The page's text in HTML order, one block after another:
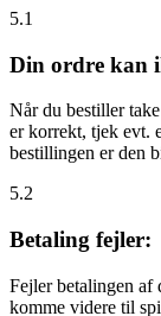
5.1
Din ordre kan
Når du bestiller
er korrekt, tjek evt.
bestillingen er den
5.2
Betaling fejler:
Fejler betalingen af
komme videre til